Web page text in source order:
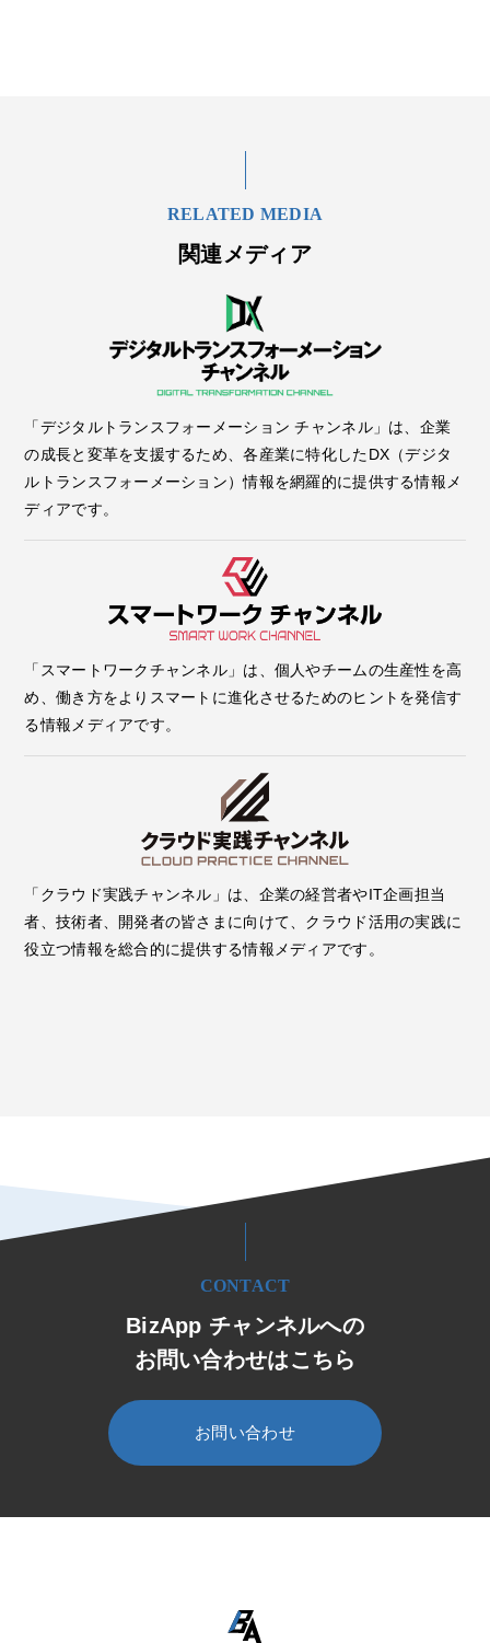
RELATED MEDIA
関連メディア
「デジタルトランスフォーメーション チャンネル」は、企業
の成長と変革を支援するため、各産業に特化したDX（デジタ
ルトランスフォーメーション）情報を網羅的に提供する情報メ
ディアです。
「スマートワークチャンネル」は、個人やチームの生産性を高
め、働き方をよりスマートに進化させるためのヒントを発信す
る情報メディアです。
「クラウド実践チャンネル」は、企業の経営者やIT企画担当
者、技術者、開発者の皆さまに向けて、クラウド活用の実践に
役立つ情報を総合的に提供する情報メディアです。
CONTACT
BizApp チャンネルへの
お問い合わせはこちら
お問い合わせ